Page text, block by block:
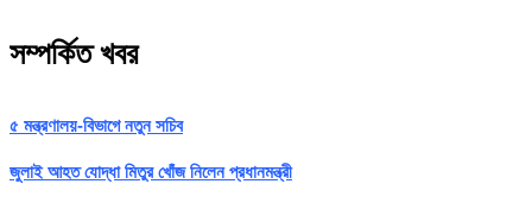
সম্পর্কিত খবর
৫ মন্ত্রণালয়-বিভাগে নতুন সচিব
জুলাই আহত যোদ্ধা মিতুর খোঁজ নিলেন প্রধানমন্ত্রী